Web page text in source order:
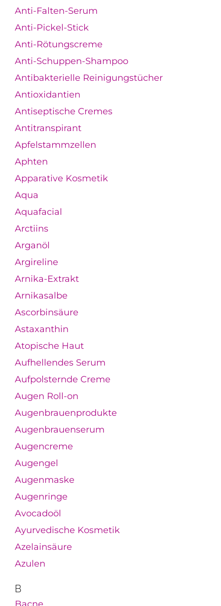
Anti-Falten-Serum
Anti-Pickel-Stick
Anti-Rötungscreme
Anti-Schuppen-Shampoo
Antibakterielle Reinigungstücher
Antioxidantien
Antiseptische Cremes
Antitranspirant
Apfelstammzellen
Aphten
Apparative Kosmetik
Aqua
Aquafacial
Arctiins
Arganöl
Argireline
Arnika-Extrakt
Arnikasalbe
Ascorbinsäure
Astaxanthin
Atopische Haut
Aufhellendes Serum
Aufpolsternde Creme
Augen Roll-on
Augenbrauenprodukte
Augenbrauenserum
Augencreme
Augengel
Augenmaske
Augenringe
Avocadoöl
Ayurvedische Kosmetik
Azelainsäure
Azulen
B